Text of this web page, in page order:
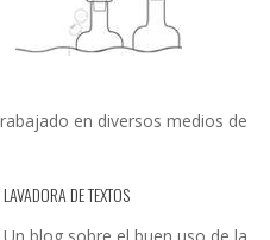
en diversos medios de
LAVADORA DE TEXTOS
Un blog sobre el buen uso de la